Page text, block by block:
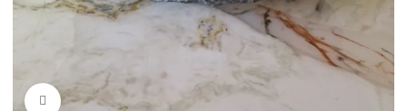
Povećajte sliku